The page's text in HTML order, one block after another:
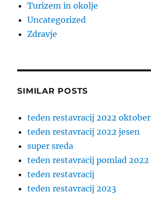
Turizem in okolje
Uncategorized
Zdravje
SIMILAR POSTS
teden restavracij 2022 oktober
teden restavracij 2022 jesen
super sreda
teden restavracij pomlad 2022
teden restavracij
teden restavracij 2023